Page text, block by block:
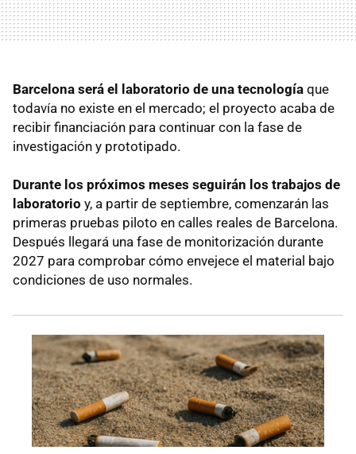
Barcelona será el laboratorio de una tecnología que
todavía no existe en el mercado; el proyecto acaba de
recibir financiación para continuar con la fase de
investigación y prototipado.
Durante los próximos meses seguirán los trabajos de
laboratorio y, a partir de septiembre, comenzarán las
primeras pruebas piloto en calles reales de Barcelona.
Después llegará una fase de monitorización durante
2027 para comprobar cómo envejece el material bajo
condiciones de uso normales.